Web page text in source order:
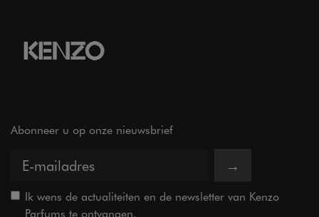
Abonneer u op onze nieuwsbrief
→
Ik wens de actualiteiten en de newsletter van Kenzo
Parfums te ontvangen.